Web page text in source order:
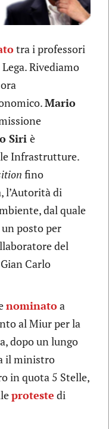
tra i professori
Rivediamo
Mario
Siri è
Infrastrutture.
fino
l’Autorità di
dal quale
un posto per
del
Carlo
nominatoa
al Miur per la
dopo un lungo
il ministro
in quota 5 Stelle,
proteste di